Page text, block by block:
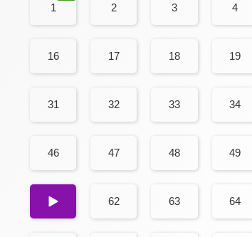
1 2 3 4
16 17 18 19
31 32 33 34
46 47 48 49
61 62 63 64